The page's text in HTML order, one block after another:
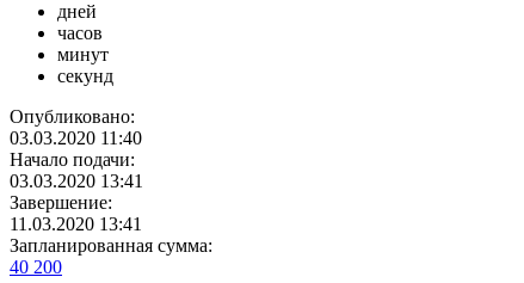
дней
часов
минут
секунд
Опубликовано:
03.03.2020 11:40
Начало подачи:
03.03.2020 13:41
Завершение:
11.03.2020 13:41
Запланированная сумма:
40 200